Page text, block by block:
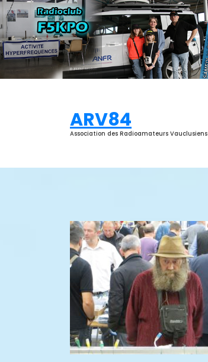
Aller
au
contenu
ARV84
Association des Radioamateurs Vauclusiens